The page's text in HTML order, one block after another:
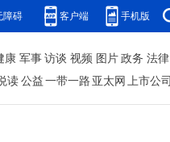
障碍 客户端 手机版
康 军事 访谈 视频 图片 政务 法律
读 公益 一带一路 亚太网 上市公司